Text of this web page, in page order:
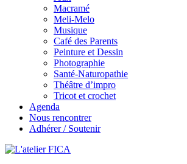
Macramé
Meli-Melo
Musique
Café des Parents
Peinture et Dessin
Photographie
Santé-Naturopathie
Théâtre d’impro
Tricot et crochet
Agenda
Nous rencontrer
Adhérer / Soutenir